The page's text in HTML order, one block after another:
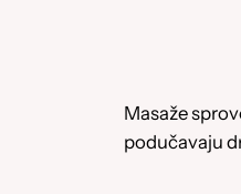
Masaže
podučavaju